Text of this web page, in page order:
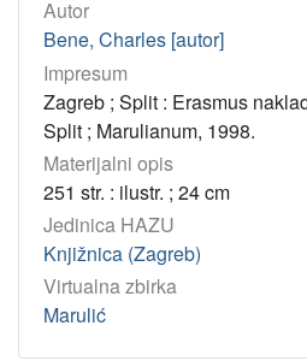
Autor
Bene, Charles [autor]
Impresum
Zagreb ; Split : Erasmus
Split ; Marulianum, 1998.
Materijalni opis
251 str. : ilustr. ; 24 cm
Jedinica HAZU
Knjižnica (Zagreb)
Virtualna zbirka
Marulić